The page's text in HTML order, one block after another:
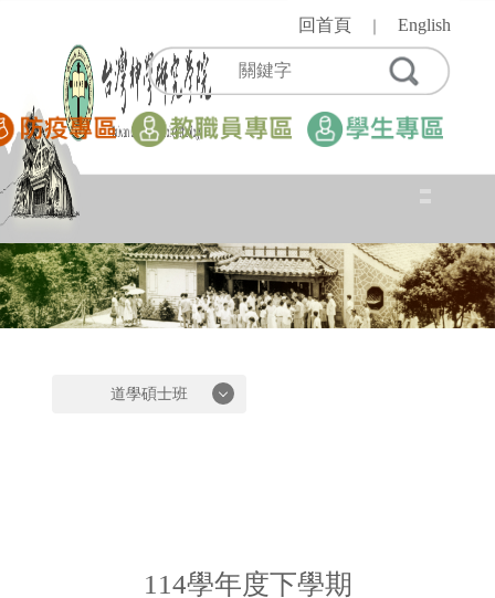
容
區
回首頁 English
道學碩士班
招生訊息
114學年度下學期